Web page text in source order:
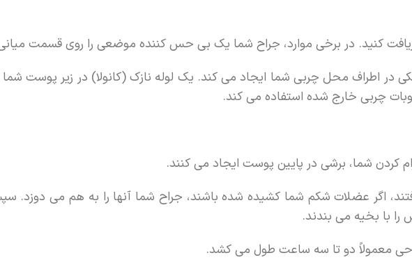
کنید. در برخی موارد، جراح شما یک بی حس کننده موضعی را روی قسمت
اطراف محل چربی شما ایجاد می کند. یک لوله نازک (کانولا) در زیر پوست
چربی خارج شده استفاده می کند.
کردن شما، برشی در پایین پوست ایجاد می کنند.
اگر عضلات شکم شما کشیده شده باشند، جراح شما آنها را به هم می
با بخیه می بندند.
معمولاً دو تا سه ساعت طول می کشد.